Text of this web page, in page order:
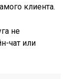
клиента.
не
чат или